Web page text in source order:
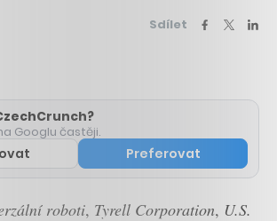
Sdílet
Googlu častěji.
Preferovat
roboti, Tyrell Corporation, U.S.